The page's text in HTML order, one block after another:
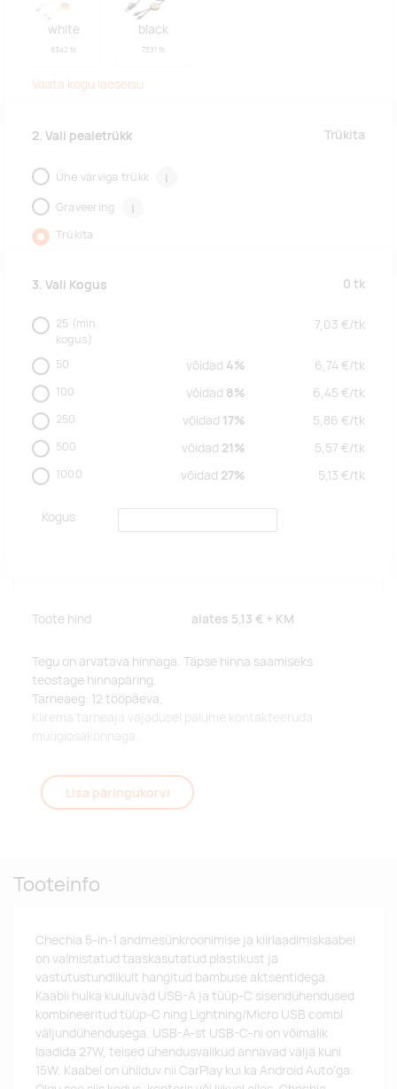
white
8342 tk
black
7331 tk
Vaata kogu laoseisu
2. Vali pealetrükk Trükita
Ühe värviga trükk i
Graveering i
Trükita
3. Vali Kogus 0 tk
25 (min.
kogus)
7,03 €/tk
50 võidad 4% 6,74 €/tk
100 võidad 8% 6,45 €/tk
250 võidad 17% 5,86 €/tk
500 võidad 21% 5,57 €/tk
1000 võidad 27% 5,13 €/tk
Kogus
Toote hind alates 5,13 € + KM
Tegu on arvatava hinnaga. Täpse hinna saamiseks
teostage hinnapäring.
Tarneaeg: 12 tööpäeva.
Kiirema tarneaja vajadusel palume kontakteeruda
müügiosakonnaga.
Lisa päringukorvi
Tooteinfo
Chechia 5-in-1 andmesünkroonimise ja kiirlaadimiskaabel
on valmistatud taaskasutatud plastikust ja
vastutustundlikult hangitud bambuse aktsentidega.
Kaabli hulka kuuluvad USB-A ja tüüp-C sisendühendused
kombineeritud tüüp-C ning Lightning/Micro USB combi
väljundühendusega. USB-A-st USB-C-ni on võimalik
laadida 27W, teised ühendusvalikud annavad välja kuni
15W. Kaabel on ühilduv nii CarPlay kui ka Android Auto'ga.